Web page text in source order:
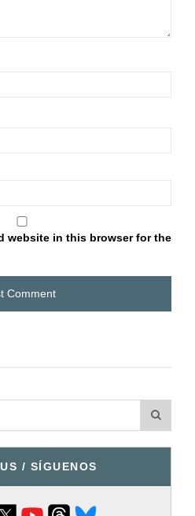
website in this browser for the
/ SÍGUENOS